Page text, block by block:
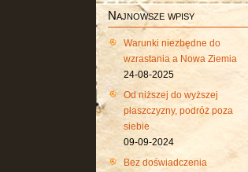
Najnowsze wpisy
Warunki niezbędne do
wzrastania a Nowa Ziemia
24-08-2025
Od niższej do wyższej
płaszczyzny, podróż poza
siebie
09-09-2024
Bez doświadczenia